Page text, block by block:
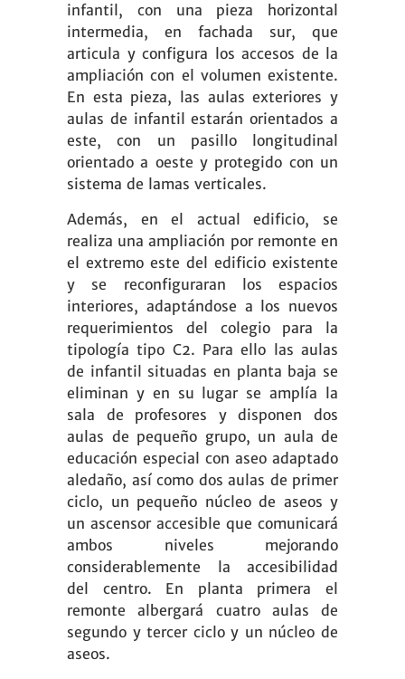
infantil, con una pieza horizontal
intermedia, en fachada sur, que
articula y configura los accesos de la
ampliación con el volumen existente.
En esta pieza, las aulas exteriores y
aulas de infantil estarán orientados a
este, con un pasillo longitudinal
orientado a oeste y protegido con un
sistema de lamas verticales.
Además, en el actual edificio, se
realiza una ampliación por remonte en
el extremo este del edificio existente
y se reconfiguraran los espacios
interiores, adaptándose a los nuevos
requerimientos del colegio para la
tipología tipo C2. Para ello las aulas
de infantil situadas en planta baja se
eliminan y en su lugar se amplía la
sala de profesores y disponen dos
aulas de pequeño grupo, un aula de
educación especial con aseo adaptado
aledaño, así como dos aulas de primer
ciclo, un pequeño núcleo de aseos y
un ascensor accesible que comunicará
ambos niveles mejorando
considerablemente la accesibilidad
del centro. En planta primera el
remonte albergará cuatro aulas de
segundo y tercer ciclo y un núcleo de
aseos.